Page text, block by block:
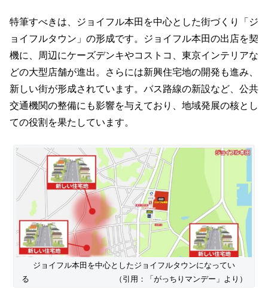
特筆すべきは、ジョイフル本田を中心とした街づくり「ジ
ョイフルタウン」の形成です。ジョイフル本田の出店を契
機に、周辺にケーズデンキやコストコ、東京インテリアな
どの大型店舗が進出。さらには新興住宅地の開発も進み、
新しい街が形成されています。バス路線の新設など、公共
交通機関の整備にも影響を与えており、地域発展の核とし
ての役割を果たしています。
ジョイフル本田を中心としたジョイフルタウンになってい
る （引用：「がっちりマンデー」より）